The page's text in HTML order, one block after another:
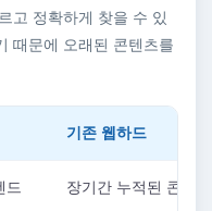
고 정확하게 찾을 수 있
때문에 오래된 콘텐츠를
기존 웹하드
드
장기간 누적된 콘텐